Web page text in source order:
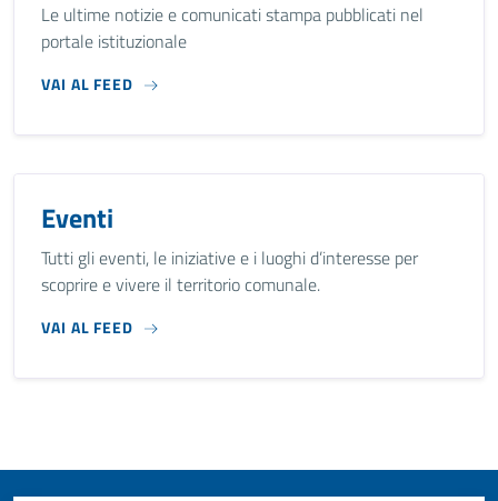
Le ultime notizie e comunicati stampa pubblicati nel
portale istituzionale
VAI AL FEED
Eventi
Tutti gli eventi, le iniziative e i luoghi d’interesse per
scoprire e vivere il territorio comunale.
VAI AL FEED